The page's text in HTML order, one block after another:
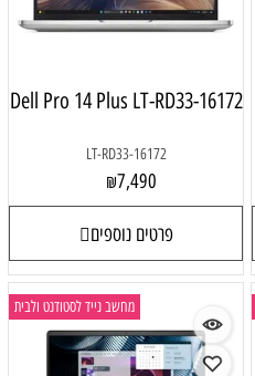
Dell Pro 14 Plus LT-RD33-16172
LT-RD33-16172
₪7,490
פרטים נוספים
מחשב נייד לסטודנט ולבית